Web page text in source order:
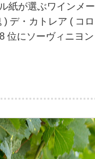
が選ぶワインメ
デ・カトレア ( コ
にソーヴィニヨ